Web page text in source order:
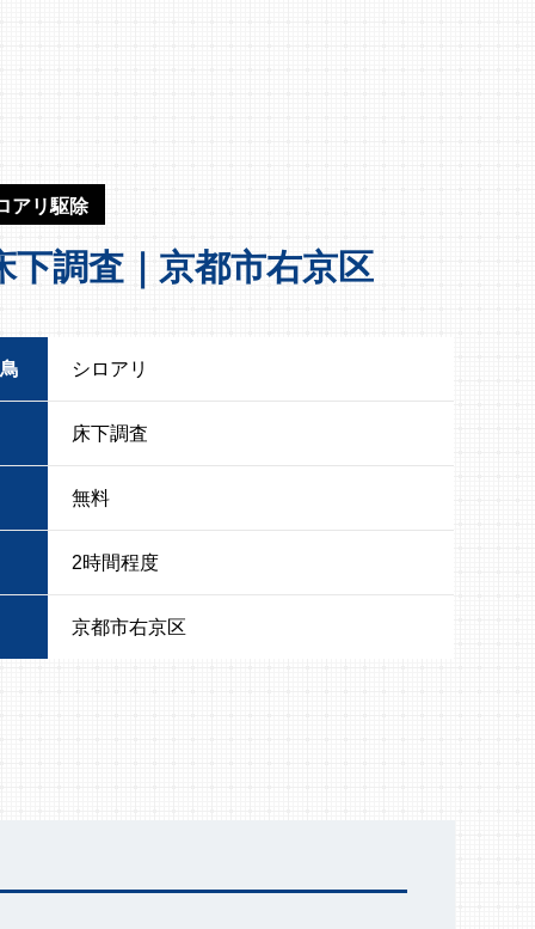
アリ駆除
下調査｜京都市右京区
シロアリ
床下調査
無料
2時間程度
京都市右京区